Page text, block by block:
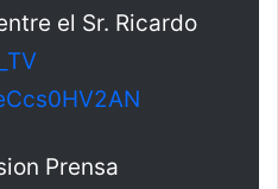
el Sr. Ricardo
Prensa